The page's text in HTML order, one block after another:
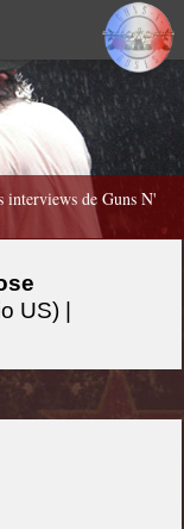
interviews de Guns N'
US) |